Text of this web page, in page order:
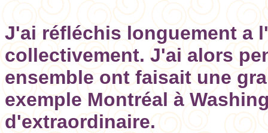
J'ai réfléchis longuement a
collectivement. J'ai alors
ensemble ont faisait une
exemple Montréal à
d'extraordinaire.